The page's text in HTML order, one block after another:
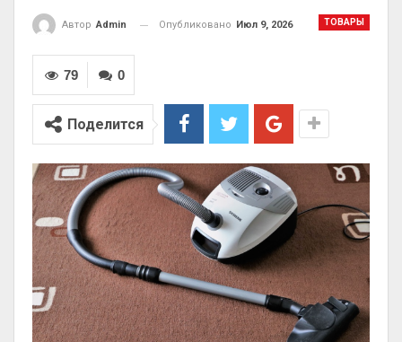
ТОВАРЫ
Автор Admin Опубликовано Июл 9, 2026
0
79
Поделится